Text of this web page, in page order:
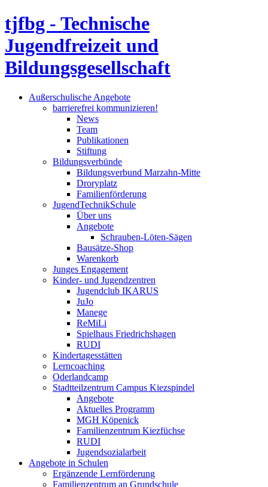
tjfbg - Technische
Jugendfreizeit und
Bildungsgesellschaft
Außerschulische Angebote
barrierefrei kommunizieren!
News
Team
Publikationen
Stiftung
Bildungsverbünde
Bildungsverbund Marzahn-Mitte
Droryplatz
Familienförderung
JugendTechnikSchule
Über uns
Angebote
Schrauben-Löten-Sägen
Bausätze-Shop
Warenkorb
Junges Engagement
Kinder- und Jugendzentren
Jugendclub IKARUS
JuJo
Manege
ReMiLi
Spielhaus Friedrichshagen
RUDI
Kindertagesstätten
Lerncoaching
Oderlandcamp
Stadtteilzentrum Campus Kiezspindel
Angebote
Aktuelles Programm
MGH Köpenick
Familienzentrum Kiezfüchse
RUDI
Jugendsozialarbeit
Angebote in Schulen
Ergänzende Lernförderung
Familienzentrum an Grundschule